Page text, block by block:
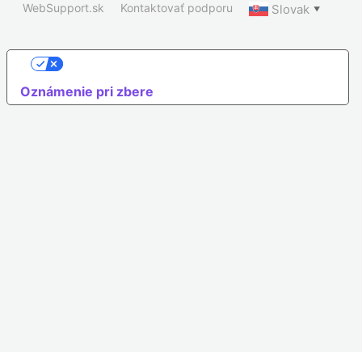
WebSupport.sk Kontaktovať podporu Slovak ▼
Oznámenie pri zbere
Vaše voľby týkajúce sa ochrany súkromia